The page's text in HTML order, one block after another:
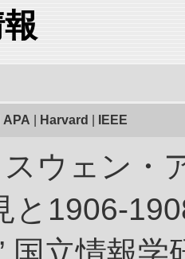
APA Harvard IEEE
ウェン・
と1906-